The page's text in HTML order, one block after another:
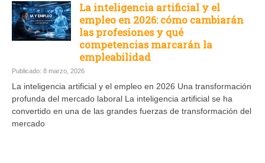
La inteligencia artificial y el
empleo en 2026: cómo cambiarán
las profesiones y qué
competencias marcarán la
empleabilidad
Publicado: 8 marzo, 2026
La inteligencia artificial y el empleo en 2026 Una transformación
profunda del mercado laboral La inteligencia artificial se ha
convertido en una de las grandes fuerzas de transformación del
mercado